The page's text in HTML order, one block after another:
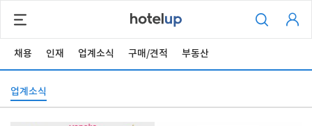
채용 인재 업계소식 구매/견적 부동산
업계소식